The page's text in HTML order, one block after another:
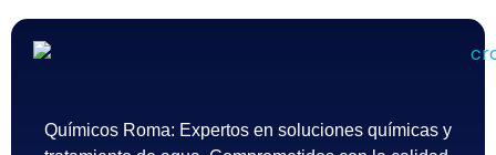
Químicos Roma: Expertos en soluciones químicas y